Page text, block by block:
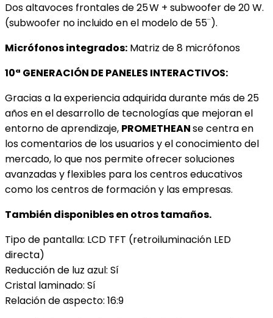
Dos altavoces frontales de 25 W + subwoofer de 20 W.
(subwoofer no incluido en el modelo de 55¨).
Micrófonos integrados: Matriz de 8 micrófonos
10ª GENERACIÓN DE PANELES INTERACTIVOS:
Gracias a la experiencia adquirida durante más de 25
años en el desarrollo de tecnologías que mejoran el
entorno de aprendizaje, PROMETHEANse centra en
los comentarios de los usuarios y el conocimiento del
mercado, lo que nos permite ofrecer soluciones
avanzadas y flexibles para los centros educativos
como los centros de formación y las empresas.
También disponibles en otros tamaños.
Tipo de pantalla: LCD TFT (retroiluminación LED
directa)
Reducción de luz azul: Sí
Cristal laminado: Sí
Relación de aspecto: 16:9